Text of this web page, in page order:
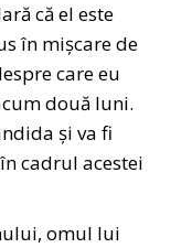
că el este
în mișcare de
care eu
două luni.
și va fi
cadrul acestei
omul lui